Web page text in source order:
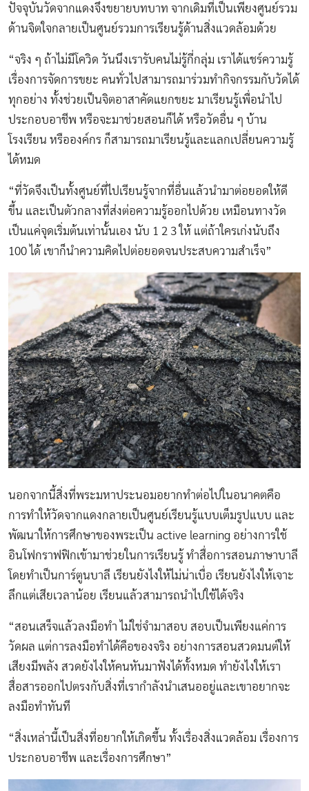
ปัจจุบันวัดจากแดงจึงขยายบทบาท จากเดิมที่เป็นเพียงศูนย์รวม
ด้านจิตใจกลายเป็นศูนย์รวมการเรียนรู้ด้านสิ่งแวดล้อมด้วย
“จริง ๆ ถ้าไม่มีโควิด วันนึงเรารับคนไม่รู้กี่กลุ่ม เราได้แชร์ความรู้
เรื่องการจัดการขยะ คนทั่วไปสามารถมาร่วมทำกิจกรรมกับวัดได้
ทุกอย่าง ทั้งช่วยเป็นจิตอาสาคัดแยกขยะ มาเรียนรู้เพื่อนำไป
ประกอบอาชีพ หรือจะมาช่วยสอนก็ได้ หรือวัดอื่น ๆ บ้าน
โรงเรียน หรือองค์กร ก็สามารถมาเรียนรู้และแลกเปลี่ยนความรู้
ได้หมด
“ที่วัดจึงเป็นทั้งศูนย์ที่ไปเรียนรู้จากที่อื่นแล้วนำมาต่อยอดให้ดี
ขึ้น และเป็นตัวกลางที่ส่งต่อความรู้ออกไปด้วย เหมือนทางวัด
เป็นแค่จุดเริ่มต้นเท่านั้นเอง นับ 1 2 3 ให้ แต่ถ้าใครเก่งนับถึง
100 ได้ เขาก็นำความคิดไปต่อยอดจนประสบความสำเร็จ”
นอกจากนี้สิ่งที่พระมหาประนอมอยากทำต่อไปในอนาคตคือ
การทำให้วัดจากแดงกลายเป็นศูนย์เรียนรู้แบบเต็มรูปแบบ และ
พัฒนาให้การศึกษาของพระเป็น active learning อย่างการใช้
อินโฟกราฟฟิกเข้ามาช่วยในการเรียนรู้ ทำสื่อการสอนภาษาบาลี
โดยทำเป็นการ์ตูนบาลี เรียนยังไงให้ไม่น่าเบื่อ เรียนยังไงให้เจาะ
ลึกแต่เสียเวลาน้อย เรียนแล้วสามารถนำไปใช้ได้จริง
“สอนเสร็จแล้วลงมือทำ ไม่ใช่จำมาสอบ สอบเป็นเพียงแค่การ
วัดผล แต่การลงมือทำได้คือของจริง อย่างการสอนสวดมนต์ให้
เสียงมีพลัง สวดยังไงให้คนหันมาฟังได้ทั้งหมด ทำยังไงให้เรา
สื่อสารออกไปตรงกับสิ่งที่เรากำลังนำเสนออยู่และเขาอยากจะ
ลงมือทำทันที
“สิ่งเหล่านี้เป็นสิ่งที่อยากให้เกิดขึ้น ทั้งเรื่องสิ่งแวดล้อม เรื่องการ
ประกอบอาชีพ และเรื่องการศึกษา”